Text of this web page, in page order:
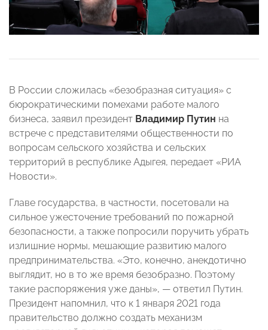
В России сложилась «безобразная ситуация» с
бюрократическими помехами работе малого
бизнеса, заявил президент Владимир Путин на
встрече с представителями общественности по
вопросам сельского хозяйства и сельских
территорий в республике Адыгея, передает «РИА
Новости».
Главе государства, в частности, посетовали на
сильное ужесточение требований по пожарной
безопасности, а также попросили поручить убрать
излишние нормы, мешающие развитию малого
предпринимательства. «Это, конечно, анекдотично
выглядит, но в то же время безобразно. Поэтому
такие распоряжения уже даны», — ответил Путин.
Президент напомнил, что к 1 января 2021 года
правительство должно создать механизм